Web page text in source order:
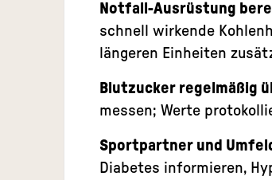
Notfall-Ausrüstung
schnell wirkende
längeren Einheiten
Blutzucker regelmäßig
messen; Werte
Sportpartner und
Diabetes informieren,